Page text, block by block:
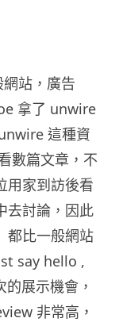
站，廣告
拿了 unwire
這種資
數篇文章，不
用家到訪後看
去討論，因此
都比一般網站
say hello ,
展示機會，
非常高，